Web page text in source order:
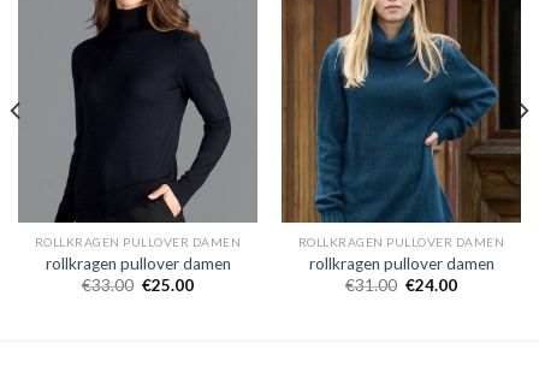
ROLLKRAGEN PULLOVER DAMEN
rollkragen pullover damen
€33.00 €25.00
ROLLKRAGEN PULLOVER DAMEN
rollkragen pullover damen
€31.00 €24.00